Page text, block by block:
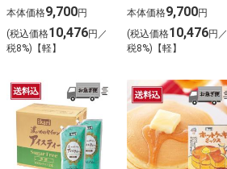
〈ケース販売〉
本体価格9,700円
(税込価格10,476円／
税8%)【軽】
〈ケース販売〉
本体価格9,700円
(税込価格10,476円／
税8%)【軽】